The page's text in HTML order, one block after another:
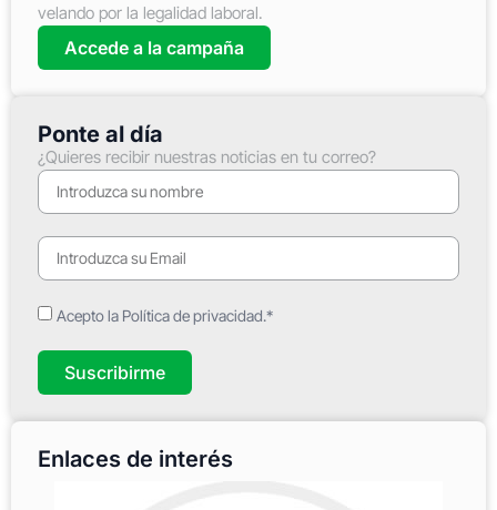
velando por la legalidad laboral.
Accede a la campaña
Ponte al día
¿Quieres recibir nuestras noticias en tu correo?
Acepto la Política de privacidad.*
Suscribirme
Enlaces de interés